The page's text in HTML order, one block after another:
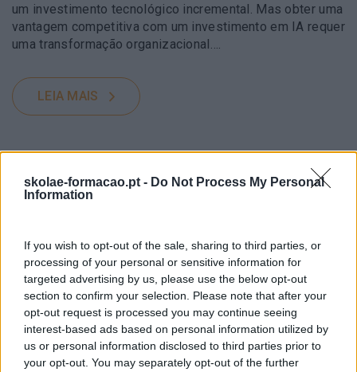
skolae-formacao.pt - Do Not Process My Personal
Information
If you wish to opt-out of the sale, sharing to third parties, or
processing of your personal or sensitive information for
targeted advertising by us, please use the below opt-out
section to confirm your selection. Please note that after your
opt-out request is processed you may continue seeing
interest-based ads based on personal information utilized by
us or personal information disclosed to third parties prior to
your opt-out. You may separately opt-out of the further
um investimento tecnológico incremental. Mas obter uma
vantagem competitiva com um investimento em IA requer
uma transformação organizacional….
LEIA MAIS